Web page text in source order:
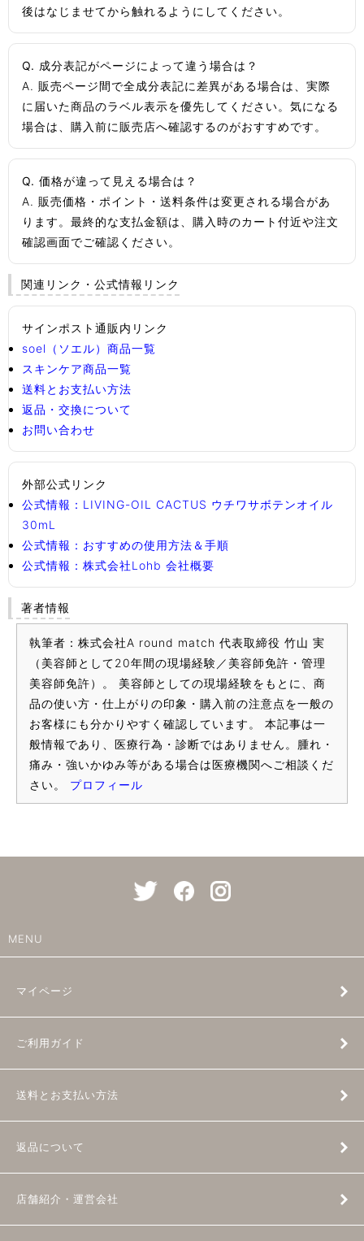
後はなじませてから触れるようにしてください。
Q. 成分表記がページによって違う場合は？
A. 販売ページ間で全成分表記に差異がある場合は、実際
に届いた商品のラベル表示を優先してください。気になる
場合は、購入前に販売店へ確認するのがおすすめです。
Q. 価格が違って見える場合は？
A. 販売価格・ポイント・送料条件は変更される場合があ
ります。最終的な支払金額は、購入時のカート付近や注文
確認画面でご確認ください。
関連リンク・公式情報リンク
サインポスト通販内リンク
soel（ソエル）商品一覧
スキンケア商品一覧
送料とお支払い方法
返品・交換について
お問い合わせ
外部公式リンク
公式情報：LIVING-OIL CACTUS ウチワサボテンオイル
30mL
公式情報：おすすめの使用方法＆手順
公式情報：株式会社Lohb 会社概要
著者情報
執筆者：株式会社A round match 代表取締役 竹山 実
（美容師として20年間の現場経験／美容師免許・管理
美容師免許）。 美容師としての現場経験をもとに、商
品の使い方・仕上がりの印象・購入前の注意点を一般の
お客様にも分かりやすく確認しています。 本記事は一
般情報であり、医療行為・診断ではありません。腫れ・
痛み・強いかゆみ等がある場合は医療機関へご相談くだ
さい。 プロフィール
MENU
マイページ
ご利用ガイド
送料とお支払い方法
返品について
店舗紹介・運営会社